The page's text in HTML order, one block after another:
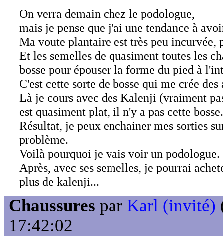
On verra demain chez le podologue,
mais je pense que j'ai une tendance à
Ma voute plantaire est très peu incurvée,
Et les semelles de quasiment toutes les
bosse pour épouser la forme du pied à
C'est cette sorte de bosse qui me crée
Là je cours avec des Kalenji (vraiment
est quasiment plat, il n'y a pas cette bosse.
Résultat, je peux enchainer mes sorties
problème.
Voilà pourquoi je vais voir un podologue.
Après, avec ses semelles, je pourrai
plus de kalenji...
Chaussures par Karl (invité)
17:42:02